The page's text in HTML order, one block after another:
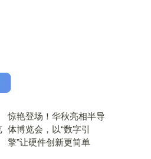
惊艳登场！华秋亮相半导
体博览会，以“数字引
擎”让硬件创新更简单